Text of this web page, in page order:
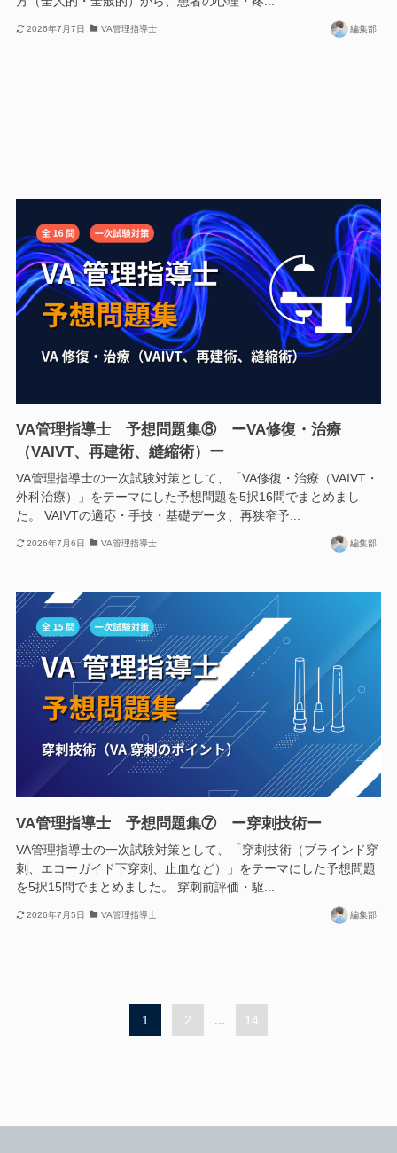
2026年7月7日 VA管理指導士 編集部
VA管理指導士 予想問題集⑧ ーVA修復・治療
（VAIVT、再建術、縫縮術）ー
VA管理指導士の一次試験対策として、「VA修復・治療（VAIVT・
外科治療）」をテーマにした予想問題を5択16問でまとめまし
た。 VAIVTの適応・手技・基礎データ、再狭窄予...
2026年7月6日 VA管理指導士 編集部
VA管理指導士 予想問題集⑦ ー穿刺技術ー
VA管理指導士の一次試験対策として、「穿刺技術（ブラインド穿
刺、エコーガイド下穿刺、止血など）」をテーマにした予想問題
を5択15問でまとめました。 穿刺前評価・駆...
2026年7月5日 VA管理指導士 編集部
1 2 14